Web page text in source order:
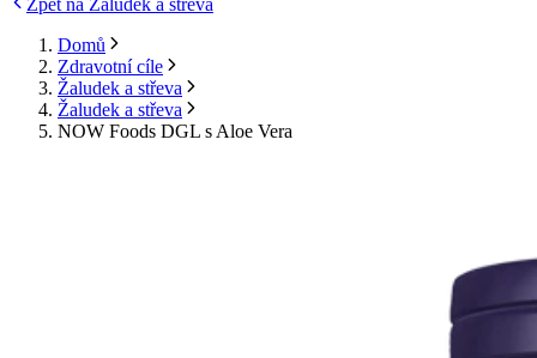
Zpět na Žaludek a střeva
Domů
Zdravotní cíle
Žaludek a střeva
Žaludek a střeva
NOW Foods DGL s Aloe Vera